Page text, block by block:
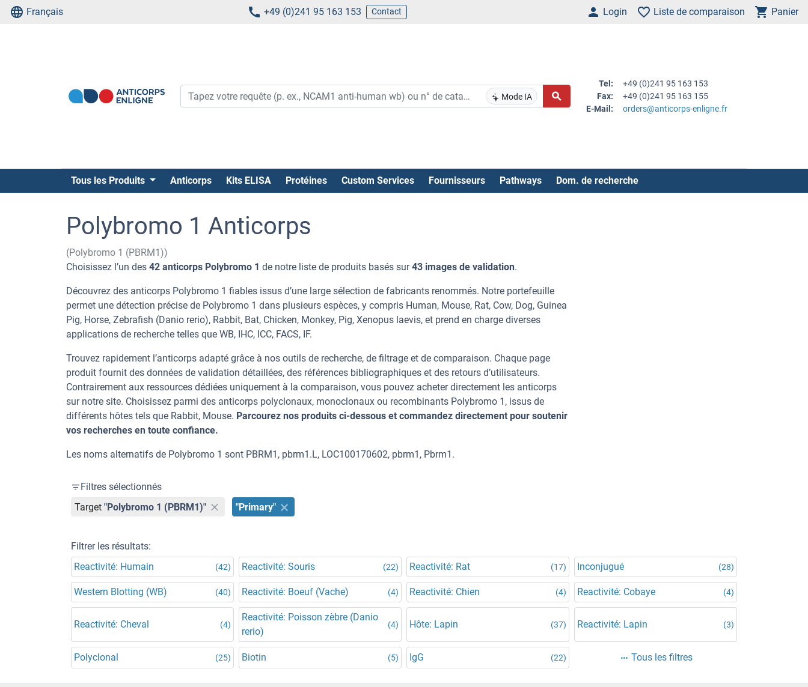
Français +49 (0)241 95 163 153 Contact Login Liste de comparaison Panier
Mode IA
Tel:
+49 (0)241 95 163 153
Fax:
+49 (0)241 95 163 155
E-Mail:
orders@anticorps-enligne.fr
Tous les Produits Anticorps Kits ELISA Protéines Custom Services Fournisseurs Pathways Dom. de recherche
Polybromo 1 Anticorps
(Polybromo 1 (PBRM1))
Choisissez l’un des 42 anticorps Polybromo 1 de notre liste de produits basés sur43 images de validation.
Découvrez des anticorps Polybromo 1 fiables issus d’une large sélection de fabricants renommés. Notre portefeuille
permet une détection précise de Polybromo 1 dans plusieurs espèces, y compris Human, Mouse, Rat, Cow, Dog, Guinea
Pig, Horse, Zebrafish (Danio rerio), Rabbit, Bat, Chicken, Monkey, Pig, Xenopus laevis, et prend en charge diverses
applications de recherche telles que WB, IHC, ICC, FACS, IF.
Trouvez rapidement l’anticorps adapté grâce à nos outils de recherche, de filtrage et de comparaison. Chaque page
produit fournit des données de validation détaillées, des références bibliographiques et des retours d’utilisateurs.
Contrairement aux ressources dédiées uniquement à la comparaison, vous pouvez acheter directement les anticorps
sur notre site. Choisissez parmi des anticorps polyclonaux, monoclonaux ou recombinants Polybromo 1, issus de
différents hôtes tels que Rabbit, Mouse. Parcourez nos produits ci-dessous et commandez directement pour soutenir
vos recherches en toute confiance.
Les noms alternatifs de Polybromo 1 sont PBRM1, pbrm1.L, LOC100170602, pbrm1, Pbrm1.
Filtres sélectionnés
Target "Polybromo 1 (PBRM1)" "Primary"
Filtrer les résultats:
Reactivité: Humain
(42) Reactivité: Souris (22) Reactivité: Rat (17) Inconjugué (28)
Western Blotting (WB) (40) Reactivité: Boeuf (Vache) (4) Reactivité: Chien (4) Reactivité: Cobaye (4)
Reactivité: Cheval (4)
Reactivité: Poisson zèbre (Danio
rerio)
(4) Hôte: Lapin (37) Reactivité: Lapin (3)
Polyclonal (25) Biotin (5) IgG (22) Tous les filtres